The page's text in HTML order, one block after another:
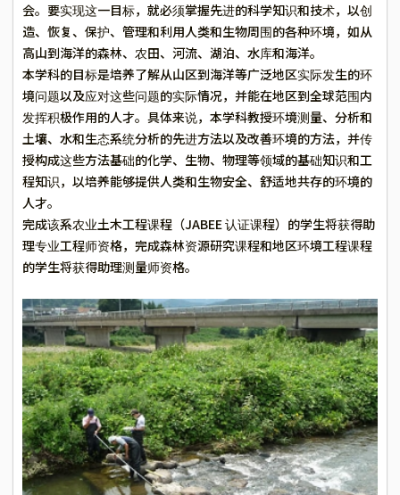
会。要实现这一目标，就必须掌握先进的科学知识和技术，以创
造、恢复、保护、管理和利用人类和生物周围的各种环境，如从
高山到海洋的森林、农田、河流、湖泊、水库和海洋。
本学科的目标是培养了解从山区到海洋等广泛地区实际发生的环
境问题以及应对这些问题的实际情况，并能在地区到全球范围内
发挥积极作用的人才。具体来说，本学科教授环境测量、分析和
土壤、水和生态系统分析的先进方法以及改善环境的方法，并传
授构成这些方法基础的化学、生物、物理等领域的基础知识和工
程知识，以培养能够提供人类和生物安全、舒适地共存的环境的
人才。
完成该系农业土木工程课程（JABEE 认证课程）的学生将获得助
理专业工程师资格，完成森林资源研究课程和地区环境工程课程
的学生将获得助理测量师资格。